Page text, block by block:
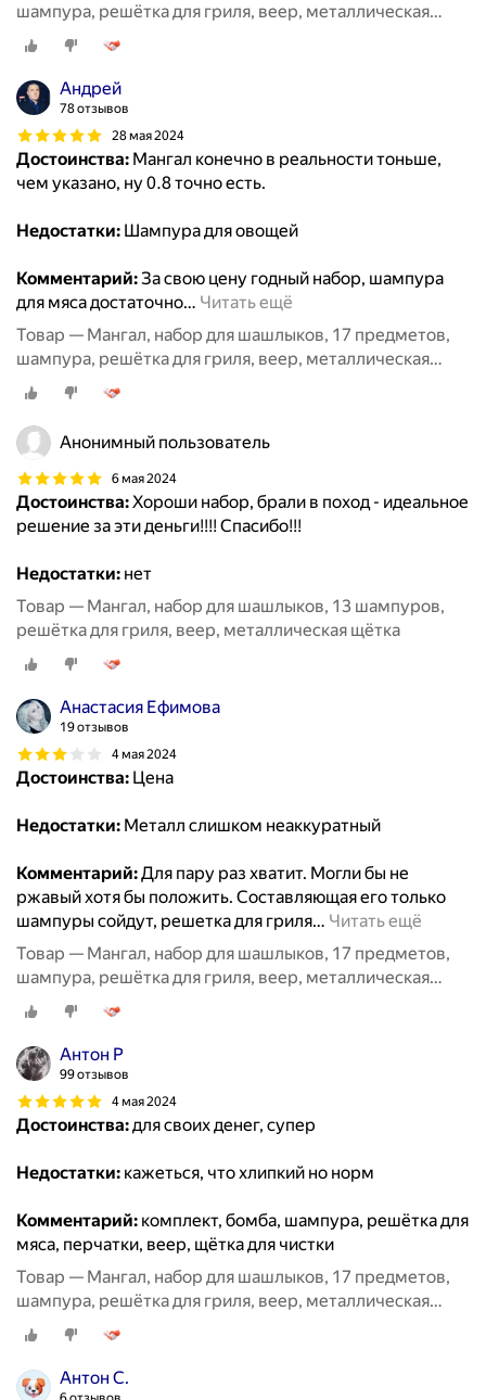
шампура, решётка для гриля, веер, металлическая
щётка
Андрей
78 отзывов
28 мая 2024
Достоинства: Мангал конечно в реальности тоньше,
чем указано, ну 0.8 точно есть.
Недостатки: Шампура для овощей
Комментарий:За свою цену годный набор, шампура
для мяса достаточно… Читать ещё
Товар — Мангал, набор для шашлыков, 17 предметов,
шампура, решётка для гриля, веер, металлическая
щётка
Анонимный пользователь
6 мая 2024
Достоинства:Хороши набор, брали в поход - идеальное
решение за эти деньги!!!! Спасибо!!!
Недостатки: нет
Товар — Мангал, набор для шашлыков, 13 шампуров,
решётка для гриля, веер, металлическая щётка
Анастасия Ефимова
19 отзывов
4 мая 2024
Достоинства: Цена
Недостатки: Металл слишком неаккуратный
Комментарий:Для пару раз хватит. Могли бы не
ржавый хотя бы положить. Составляющая его только
шампуры сойдут, решетка для гриля… Читать ещё
Товар — Мангал, набор для шашлыков, 17 предметов,
шампура, решётка для гриля, веер, металлическая
щётка
Антон Р
99 отзывов
4 мая 2024
Достоинства:для своих денег, супер
Недостатки: кажеться, что хлипкий но норм
Комментарий: комплект, бомба, шампура, решётка для
мяса, перчатки, веер, щётка для чистки
Товар — Мангал, набор для шашлыков, 17 предметов,
шампура, решётка для гриля, веер, металлическая
щётка
Антон С.